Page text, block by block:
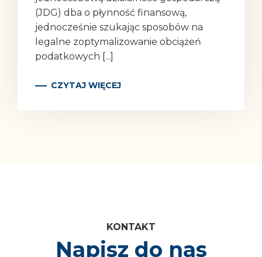
(JDG) dba o płynność finansową,
jednocześnie szukając sposobów na
legalne zoptymalizowanie obciążeń
podatkowych [...]
CZYTAJ WIĘCEJ
Kontakt
Napisz do nas